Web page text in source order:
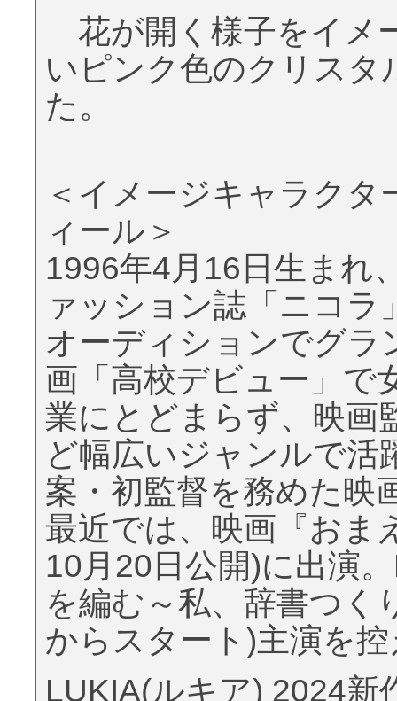
花が開く様子をイメ
いピンク色のクリス
た。
＜イメージキャラク
ィール＞
1996年4月16日生まれ
ァッション誌「ニコ
オーディションでグラ
画「高校デビュー」で
業にとどまらず、映画
ど幅広いジャンルで活
案・初監督を務めた映
最近では、映画『おま
10月20日公開)に出演
を編む～私、辞書つく
からスタート)主演を
LUKIA(ルキア) 2024新